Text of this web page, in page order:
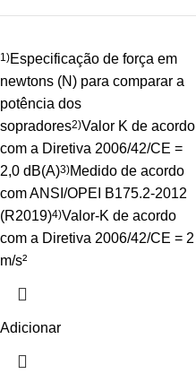
1)Especificação de força em
newtons (N) para comparar a
potência dos
sopradores2)Valor K de acordo
com a Diretiva 2006/42/CE =
2,0 dB(A)3)Medido de acordo
com ANSI/OPEI B175.2-2012
(R2019)4)Valor-K de acordo
com a Diretiva 2006/42/CE = 2
m/s²
Adicionar